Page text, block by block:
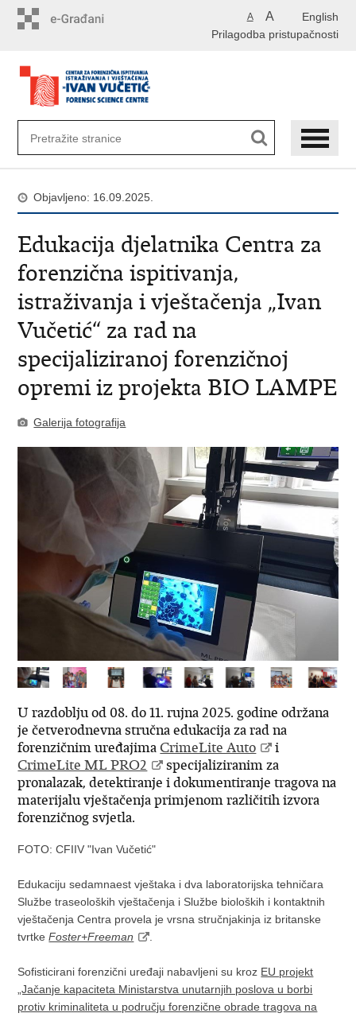
English
A A
Prilagodba pristupačnosti
Objavljeno: 16.09.2025.
Edukacija djelatnika Centra za
forenzična ispitivanja,
istraživanja i vještačenja „Ivan
Vučetić“ za rad na
specijaliziranoj forenzičnoj
opremi iz projekta BIO LAMPE
Galerija fotografija
U razdoblju od 08. do 11. rujna 2025. godine održana
je četverodnevna stručna edukacija za rad na
forenzičnim uređajimaCrimeLite Auto
i
CrimeLite ML PRO2
specijaliziranim za
pronalazak, detektiranje i dokumentiranje tragova na
materijalu vještačenja primjenom različitih izvora
forenzičnog svjetla.
FOTO: CFIIV "Ivan Vučetić"
Edukaciju sedamnaest vještaka i dva laboratorijska tehničara
Službe traseoloških vještačenja i Službe bioloških i kontaktnih
vještačenja Centra provela je vrsna stručnjakinja iz britanske
tvrtkeFoster+Freeman .
Sofisticirani forenzični uređaji nabavljeni su kroz EU projekt
„Jačanje kapaciteta Ministarstva unutarnjih poslova u borbi
protiv kriminaliteta u području forenzične obrade tragova na